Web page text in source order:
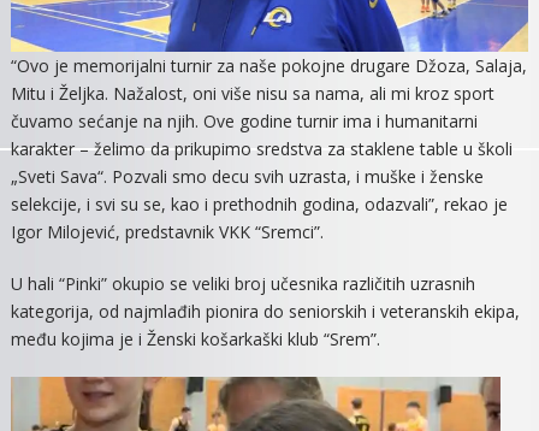
“Ovo je memorijalni turnir za naše pokojne drugare Džoza, Salaja,
Mitu i Željka. Nažalost, oni više nisu sa nama, ali mi kroz sport
čuvamo sećanje na njih. Ove godine turnir ima i humanitarni
karakter – želimo da prikupimo sredstva za staklene table u školi
„Sveti Sava“. Pozvali smo decu svih uzrasta, i muške i ženske
selekcije, i svi su se, kao i prethodnih godina, odazvali”, rekao je
Igor Milojević, predstavnik VKK “Sremci”.
U hali “Pinki” okupio se veliki broj učesnika različitih uzrasnih
kategorija, od najmlađih pionira do seniorskih i veteranskih ekipa,
među kojima je i Ženski košarkaški klub “Srem”.